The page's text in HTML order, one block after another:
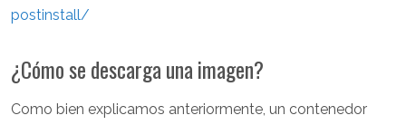
postinstall/
¿Cómo se descarga una imagen?
Como bien explicamos anteriormente, un contenedor